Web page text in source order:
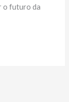
o futuro da